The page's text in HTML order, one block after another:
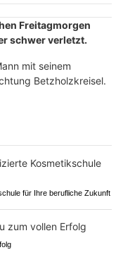
Freitagmorgen
schwer verletzt.
mit seinem
Betzholzkreisel.
für Ihre berufliche Zukunft